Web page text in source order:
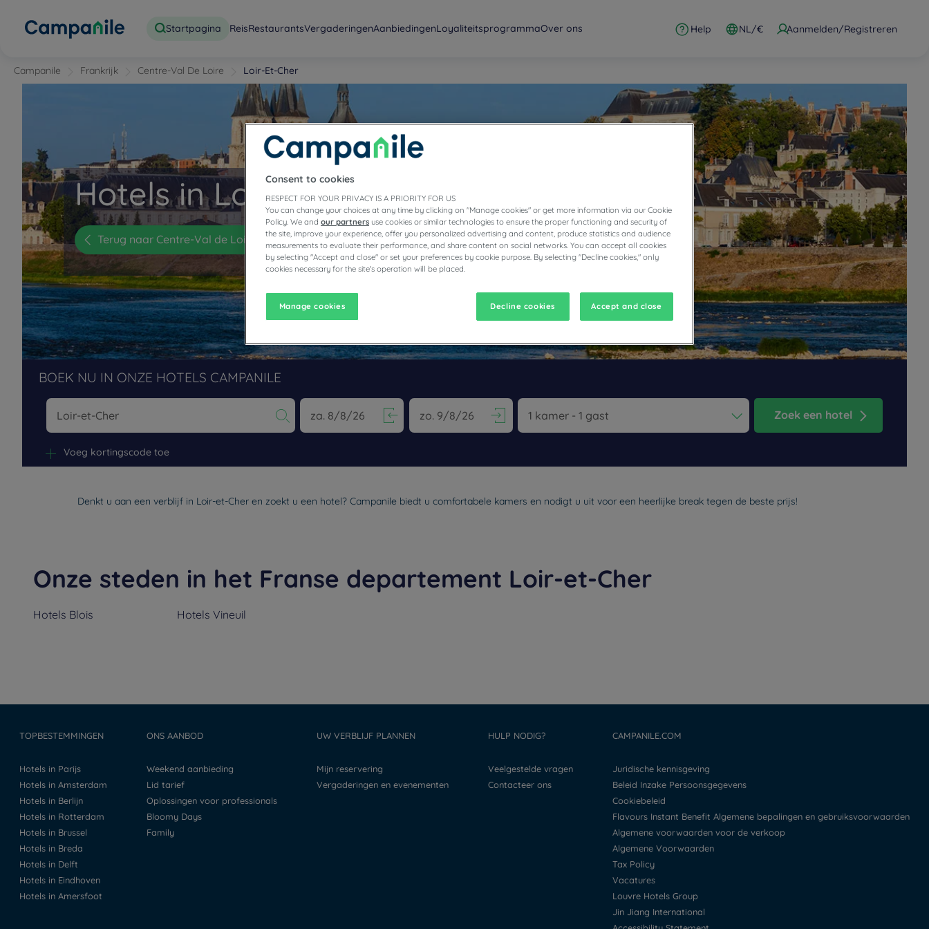
Startpagina ReisRestaurantsVergaderingenAanbiedingenLoyaliteitsprogrammaOver ons Help NL/€ Aanmelden/Registreren
Campanile Frankrijk Centre-Val De Loire Loir-Et-Cher
Hotels in Loir-et-Cher
Terug naar Centre-Val de Loire
BOEK NU IN ONZE HOTELS CAMPANILE
Zoek een hotel
Voeg kortingscode toe
Denkt u aan een verblijf in Loir-et-Cher en zoekt u een hotel? Campanile biedt u comfortabele kamers en nodigt u uit voor een heerlijke break tegen de beste prijs!
Onze steden in het Franse departement Loir-et-Cher
Hotels Blois Hotels Vineuil
TOPBESTEMMINGEN
Hotels in Parijs
Hotels in Amsterdam
Hotels in Berlijn
Hotels in Rotterdam
Hotels in Brussel
Hotels in Breda
Hotels in Delft
Hotels in Eindhoven
Hotels in Amersfoot
ONS AANBOD
Weekend aanbieding
Lid tarief
Oplossingen voor professionals
Bloomy Days
Family
UW VERBLIJF PLANNEN
Mijn reservering
Vergaderingen en evenementen
HULP NODIG?
Veelgestelde vragen
Contacteer ons
CAMPANILE.COM
Juridische kennisgeving
Beleid Inzake Persoonsgegevens
Cookiebeleid
Flavours Instant Benefit Algemene bepalingen en gebruiksvoorwaarden
Algemene voorwaarden voor de verkoop
Algemene Voorwaarden
Tax Policy
Vacatures
Louvre Hotels Group
Jin Jiang International
Consent to cookies
RESPECT FOR YOUR PRIVACY IS A PRIORITY FOR US
You can change your choices at any time by clicking on "Manage cookies" or get more information via our Cookie
Policy. We and our partners use cookies or similar technologies to ensure the proper functioning and security of
the site, improve your experience, offer you personalized advertising and content, produce statistics and audience
measurements to evaluate their performance, and share content on social networks. You can accept all cookies
by selecting "Accept and close" or set your preferences by cookie purpose. By selecting "Decline cookies," only
cookies necessary for the site's operation will be placed.
Manage cookies Decline cookies Accept and close